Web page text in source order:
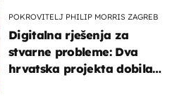
POKROVITELJ PHILIP MORRIS ZAGREB
Digitalna rješenja za
stvarne probleme: Dva
hrvatska projekta dobila